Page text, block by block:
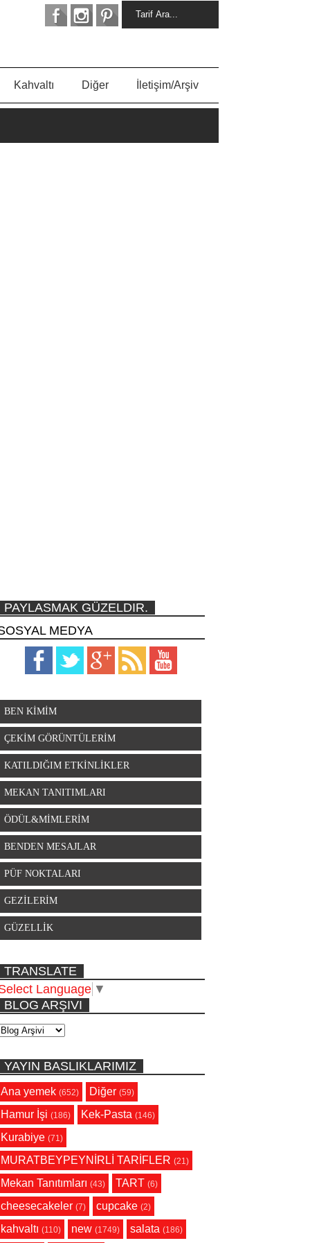
Kahvaltı Diğer İletişim/Arşiv
PAYLASMAK GÜZELDIR.
MEDYA
BEN KİMİM
ÇEKİM GÖRÜNTÜLERİM
KATILDIĞIM ETKİNLİKLER
MEKAN TANITIMLARI
ÖDÜL&MİMLERİM
BENDEN MESAJLAR
PÜF NOKTALARI
GEZİLERİM
GÜZELLİK
TRANSLATE
Language ▼
BLOG ARŞIVI
YAYIN BASLIKLARIMIZ
Ana yemek (652) Diğer (59)
Hamur İşi (186) Kek-Pasta (146)
Kurabiye (71)
MURATBEYPEYNİRLİ TARİFLER (21)
Mekan Tanıtımları (43) TART (6)
cheesecakeler (7) cupcake (2)
kahvaltı (110) new (1749) salata (186)